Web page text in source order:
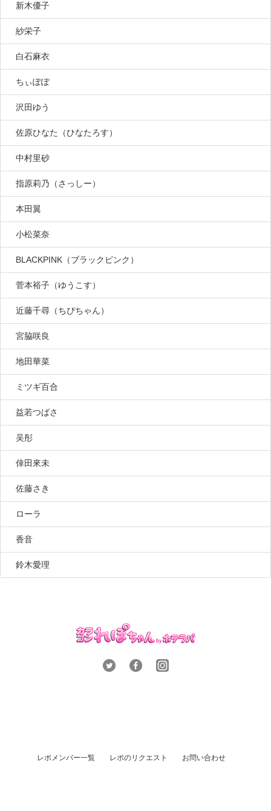
新木優子
紗栄子
白石麻衣
ちぃぽぽ
沢田ゆう
佐原ひなた（ひなたろす）
中村里砂
指原莉乃（さっしー）
本田翼
小松菜奈
BLACKPINK（ブラックピンク）
菅本裕子（ゆうこす）
近藤千尋（ちぴちゃん）
宮脇咲良
地田華菜
ミツギ百合
益若つばさ
吴彤
倖田來未
佐藤さき
ローラ
香音
鈴木愛理
レポメンバー一覧 レポのリクエスト お問い合わせ